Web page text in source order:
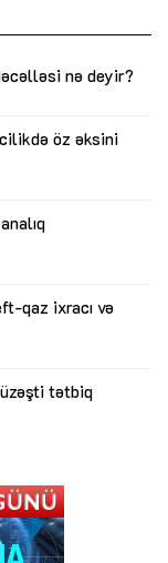
nə deyir?
öz əksini
qaz ixracı və
tətbiq